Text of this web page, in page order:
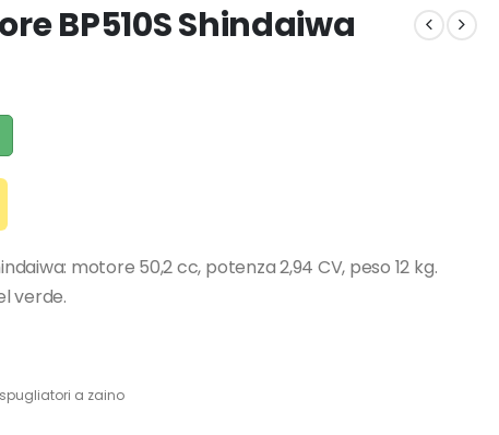
BP510S Shindaiwa
motore 50,2 cc, potenza 2,94 CV, peso 12 kg.
verde.
a zaino